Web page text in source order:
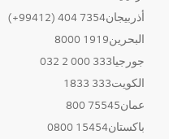
أذربيجان7354 404 (99412+)
البحرين1919 8000
جورجيا333 000 2 032
الكويت333 1833
عمان75545 800
باكستان15454 0800